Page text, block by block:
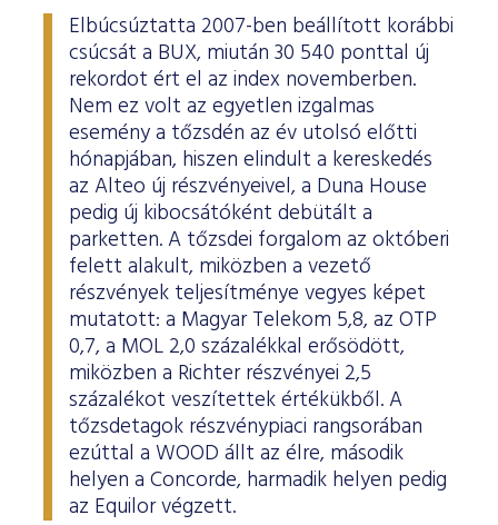
Elbúcsúztatta 2007-ben beállított korábbi
csúcsát a BUX, miután 30 540 ponttal új
rekordot ért el az index novemberben.
Nem ez volt az egyetlen izgalmas
esemény a tőzsdén az év utolsó előtti
hónapjában, hiszen elindult a kereskedés
az Alteo új részvényeivel, a Duna House
pedig új kibocsátóként debütált a
parketten. A tőzsdei forgalom az októberi
felett alakult, miközben a vezető
részvények teljesítménye vegyes képet
mutatott: a Magyar Telekom 5,8, az OTP
0,7, a MOL 2,0 százalékkal erősödött,
miközben a Richter részvényei 2,5
százalékot veszítettek értékükből. A
tőzsdetagok részvénypiaci rangsorában
ezúttal a WOOD állt az élre, második
helyen a Concorde, harmadik helyen pedig
az Equilor végzett.